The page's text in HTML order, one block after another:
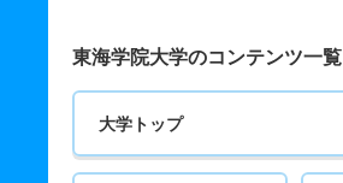
東海学院大学のコンテンツ一覧
大学トップ